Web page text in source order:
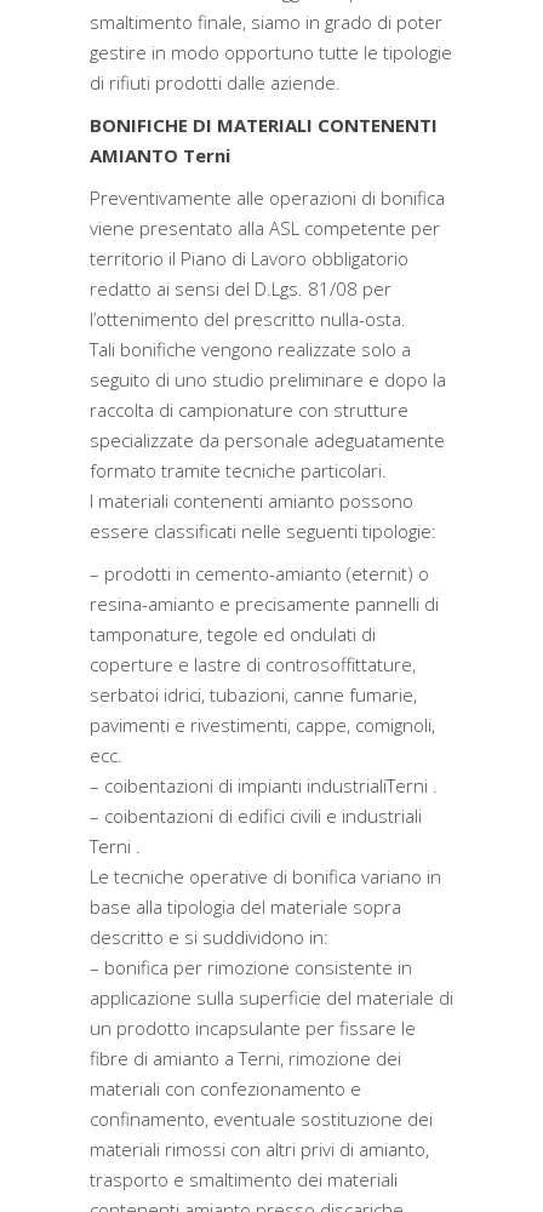
smaltimento finale, siamo in grado di poter
gestire in modo opportuno tutte le tipologie
di rifiuti prodotti dalle aziende.
BONIFICHE DI MATERIALI CONTENENTI
AMIANTO Terni
Preventivamente alle operazioni di bonifica
viene presentato alla ASL competente per
territorio il Piano di Lavoro obbligatorio
redatto ai sensi del D.Lgs. 81/08 per
l’ottenimento del prescritto nulla-osta.
Tali bonifiche vengono realizzate solo a
seguito di uno studio preliminare e dopo la
raccolta di campionature con strutture
specializzate da personale adeguatamente
formato tramite tecniche particolari.
I materiali contenenti amianto possono
essere classificati nelle seguenti tipologie:
– prodotti in cemento-amianto (eternit) o
resina-amianto e precisamente pannelli di
tamponature, tegole ed ondulati di
coperture e lastre di controsoffittature,
serbatoi idrici, tubazioni, canne fumarie,
pavimenti e rivestimenti, cappe, comignoli,
ecc.
– coibentazioni di impianti industrialiTerni .
– coibentazioni di edifici civili e industriali
Terni .
Le tecniche operative di bonifica variano in
base alla tipologia del materiale sopra
descritto e si suddividono in:
– bonifica per rimozione consistente in
applicazione sulla superficie del materiale di
un prodotto incapsulante per fissare le
fibre di amianto a Terni, rimozione dei
materiali con confezionamento e
confinamento, eventuale sostituzione dei
materiali rimossi con altri privi di amianto,
trasporto e smaltimento dei materiali